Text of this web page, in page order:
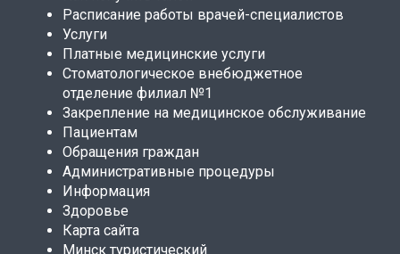
Расписание работы врачей-специалистов
Услуги
Платные медицинские услуги
Стоматологическое внебюджетное
отделение филиал №1
Закрепление на медицинское обслуживание
Пациентам
Обращения граждан
Административные процедуры
Информация
Здоровье
Карта сайта
Минск туристический